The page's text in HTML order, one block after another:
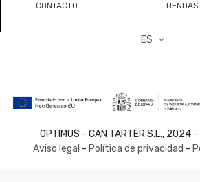
CONTACTO TIENDAS
ES
OPTIMUS - CAN TARTER S.L., 2024
Aviso legal - Política de privacidad -